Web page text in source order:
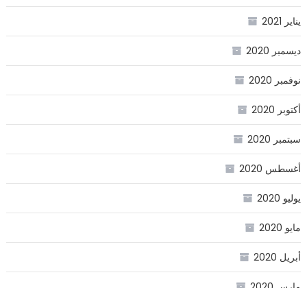
يناير 2021
ديسمبر 2020
نوفمبر 2020
أكتوبر 2020
سبتمبر 2020
أغسطس 2020
يوليو 2020
مايو 2020
أبريل 2020